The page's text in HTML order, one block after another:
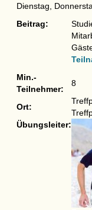
Dienstag,
Beitrag:
Min.-
Teilnehmer:
8
Ort:
Übungsleiter: